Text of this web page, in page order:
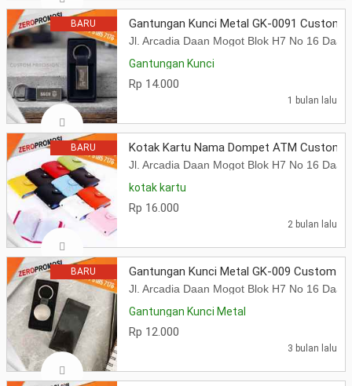
BARU Gantungan Kunci Metal GK-0091 Custom
Jl. Arcadia Daan Mogot Blok H7 No 16
Gantungan Kunci
Rp 14.000
1 bulan lalu
BARU Kotak Kartu Nama Dompet ATM Custom
Jl. Arcadia Daan Mogot Blok H7 No 16
kotak kartu
Rp 16.000
2 bulan lalu
BARU Gantungan Kunci Metal GK-009 Custom
Jl. Arcadia Daan Mogot Blok H7 No 16
Gantungan Kunci Metal
Rp 12.000
3 bulan lalu